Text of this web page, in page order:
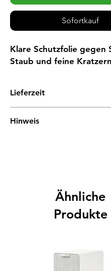
Sofortkauf
Klare Schutzfolie gegen
Staub und feine
Lieferzeit
Hinweis
Ähnliche
Produkte